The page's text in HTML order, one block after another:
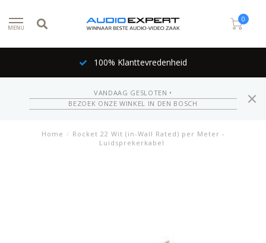
MENU
0
100% Klanttevredenheid
VANDAAG GESLOTEN •
BEZOEK ONZE WINKEL IN DEN BOSCH
Home / Rocket 22 Wit (in-Wall Rated) per Meter -
Luidsprekerkabel